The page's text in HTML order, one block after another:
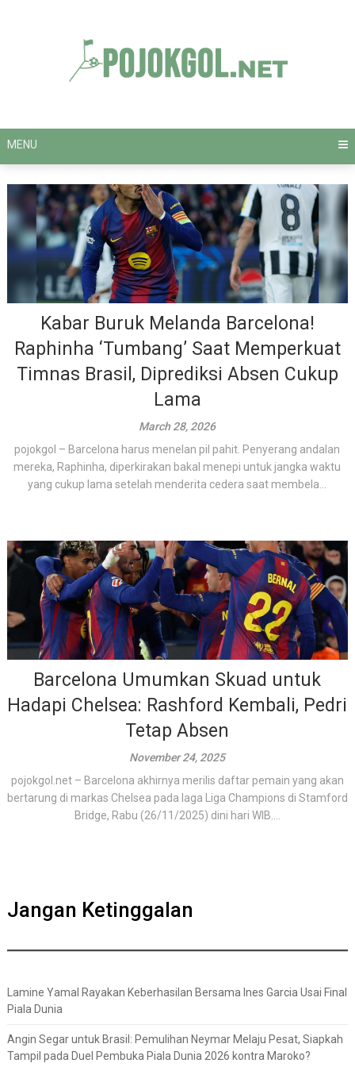
MENU
Kabar Buruk Melanda Barcelona!
Raphinha ‘Tumbang’ Saat Memperkuat
Timnas Brasil, Diprediksi Absen Cukup
Lama
March 28, 2026
pojokgol – Barcelona harus menelan pil pahit. Penyerang andalan
mereka, Raphinha, diperkirakan bakal menepi untuk jangka waktu
yang cukup lama setelah menderita cedera saat membela...
Barcelona Umumkan Skuad untuk
Hadapi Chelsea: Rashford Kembali, Pedri
Tetap Absen
November 24, 2025
pojokgol.net – Barcelona akhirnya merilis daftar pemain yang akan
bertarung di markas Chelsea pada laga Liga Champions di Stamford
Bridge, Rabu (26/11/2025) dini hari WIB....
Jangan Ketinggalan
Lamine Yamal Rayakan Keberhasilan Bersama Ines Garcia Usai Final
Piala Dunia
Angin Segar untuk Brasil: Pemulihan Neymar Melaju Pesat, Siapkah
Tampil pada Duel Pembuka Piala Dunia 2026 kontra Maroko?